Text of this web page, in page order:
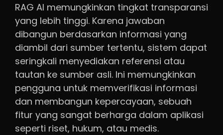
RAG AI memungkinkan tingkat transparansi
yang lebih tinggi. Karena jawaban
dibangun berdasarkan informasi yang
diambil dari sumber tertentu, sistem dapat
seringkali menyediakan referensi atau
tautan ke sumber asli. Ini memungkinkan
pengguna untuk memverifikasi informasi
dan membangun kepercayaan, sebuah
fitur yang sangat berharga dalam aplikasi
seperti riset, hukum, atau medis.